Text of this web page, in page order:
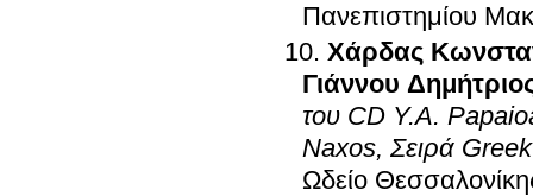
Πανεπιστημίου
Χάρδας
Γιάννου
του CD Y.A.
Naxos, Σειρά
Ωδείο